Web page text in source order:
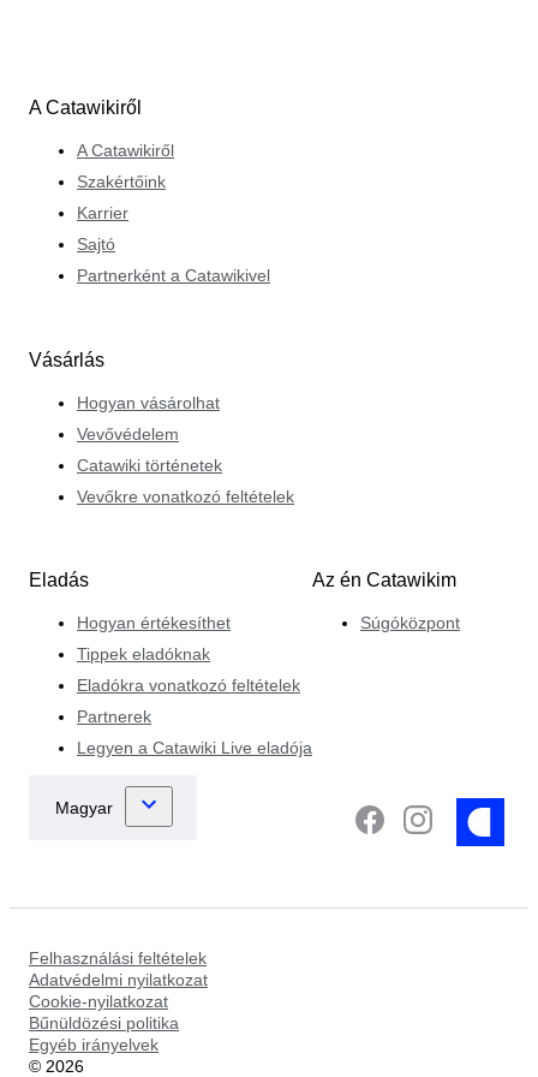
A Catawikiről
A Catawikiről
Szakértőink
Karrier
Sajtó
Partnerként a Catawikivel
Vásárlás
Hogyan vásárolhat
Vevővédelem
Catawiki történetek
Vevőkre vonatkozó feltételek
Eladás
Hogyan értékesíthet
Tippek eladóknak
Eladókra vonatkozó feltételek
Partnerek
Legyen a Catawiki Live eladója
Az én Catawikim
Súgóközpont
Felhasználási feltételek
Adatvédelmi nyilatkozat
Cookie-nyilatkozat
Bűnüldözési politika
Egyéb irányelvek
© 2026